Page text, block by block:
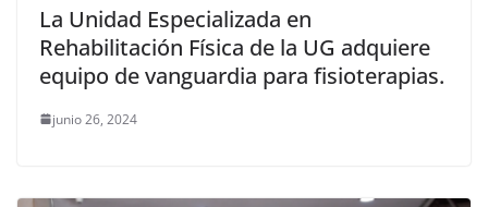
La Unidad Especializada en
Rehabilitación Física de la UG adquiere
equipo de vanguardia para fisioterapias.
junio 26, 2024